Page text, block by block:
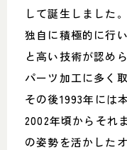
住所
営業
定休日
して誕生しました
独自に積極的に行
と高い技術が認め
パーツ加工に多く
その後1993年には
2002年頃からそれ
の姿勢を活かした